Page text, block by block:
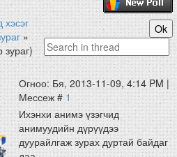
хэсэг
»
зураг)
Огноо: Бя, 2013-11-09, 4:14 PM |
Мессеж #1
Ихэнхи анимэ үзэгчид
анимуудийн дүрүүдээ
дуурайлгаж зурах дуртай байдаг